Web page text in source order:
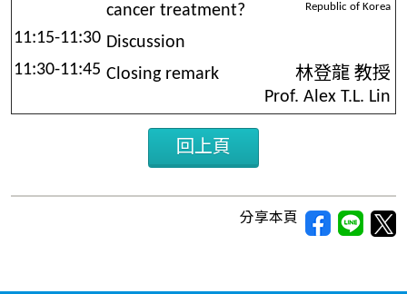
cancer treatment?
Republic of Korea
11:15-11:30 Discussion
11:30-11:45 Closing remark
林登龍 教授
Prof. Alex T.L. Lin
回上頁
分享本頁